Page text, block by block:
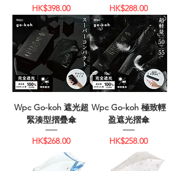
價格
HK$398.00
價格
HK$288.00
Wpc Go-koh 遮光超
緊湊型摺疊傘
價格
HK$268.00
Wpc Go-koh 極致輕
盈遮光摺傘
價格
HK$258.00